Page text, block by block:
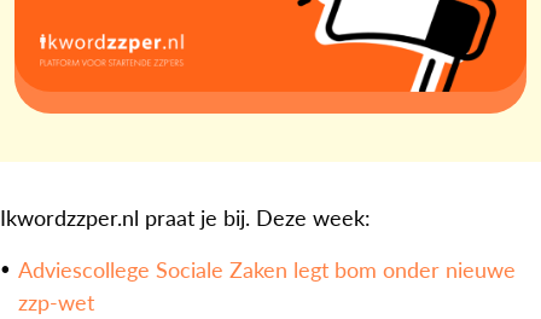
Ikwordzzper.nl praat je bij. Deze week:
Adviescollege Sociale Zaken legt bom onder nieuwe
zzp-wet